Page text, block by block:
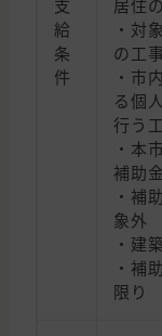
支
給
条
件
居住
・対
の工
・市
る個
行う
・本
補助
・補
象外
・建
・補
限り